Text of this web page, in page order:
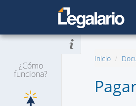
¿Cómo
funciona?
Inicio